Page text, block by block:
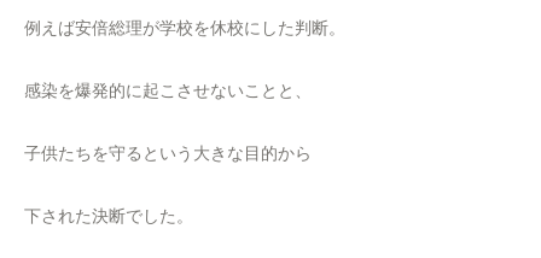
例えば安倍総理が学校を休校にした判断。
感染を爆発的に起こさせないことと、
子供たちを守るという大きな目的から
下された決断でした。